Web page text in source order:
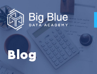
Blog